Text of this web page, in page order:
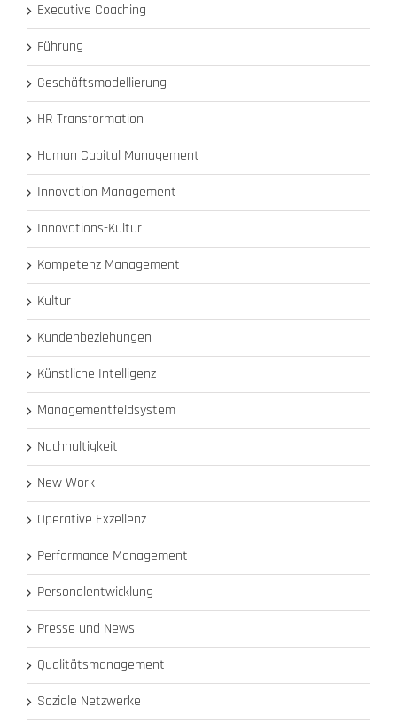
Executive Coaching
Führung
Geschäftsmodellierung
HR Transformation
Human Capital Management
Innovation Management
Innovations-Kultur
Kompetenz Management
Kultur
Kundenbeziehungen
Künstliche Intelligenz
Managementfeldsystem
Nachhaltigkeit
New Work
Operative Exzellenz
Performance Management
Personalentwicklung
Presse und News
Qualitätsmanagement
Soziale Netzwerke